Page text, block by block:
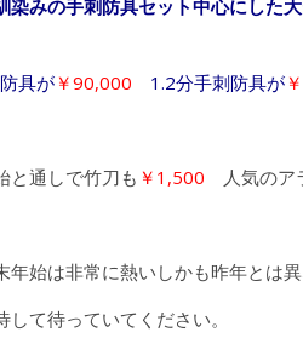
染みの手刺防具セット中心にした
具が￥90,000 1.2分手刺防具が
と通しで竹刀も ￥1,500 人気のア
年始は非常に熱いしかも昨年とは
して待っていてください。